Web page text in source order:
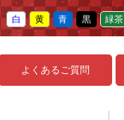
白 黄 青 黒 緑茶
よくあるご質問